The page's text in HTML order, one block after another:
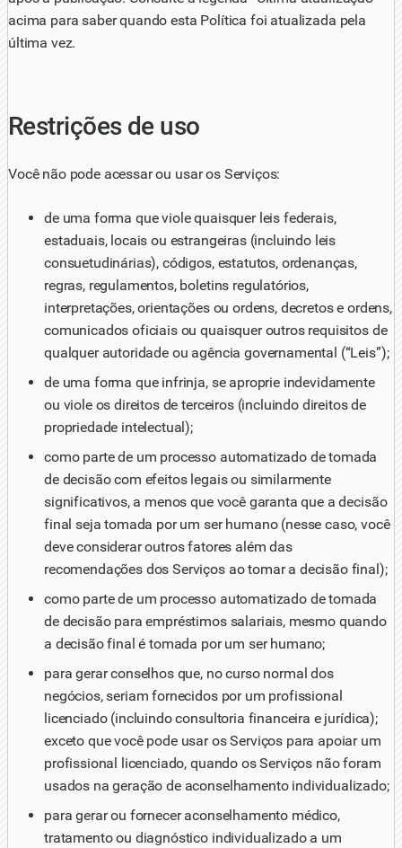
acima para saber quando esta Política foi atualizada pela
última vez.
Restrições de uso
Você não pode acessar ou usar os Serviços:
de uma forma que viole quaisquer leis federais,
estaduais, locais ou estrangeiras (incluindo leis
consuetudinárias), códigos, estatutos, ordenanças,
regras, regulamentos, boletins regulatórios,
interpretações, orientações ou ordens, decretos e ordens,
comunicados oficiais ou quaisquer outros requisitos de
qualquer autoridade ou agência governamental (“Leis”);
de uma forma que infrinja, se aproprie indevidamente
ou viole os direitos de terceiros (incluindo direitos de
propriedade intelectual);
como parte de um processo automatizado de tomada
de decisão com efeitos legais ou similarmente
significativos, a menos que você garanta que a decisão
final seja tomada por um ser humano (nesse caso, você
deve considerar outros fatores além das
recomendações dos Serviços ao tomar a decisão final);
como parte de um processo automatizado de tomada
de decisão para empréstimos salariais, mesmo quando
a decisão final é tomada por um ser humano;
para gerar conselhos que, no curso normal dos
negócios, seriam fornecidos por um profissional
licenciado (incluindo consultoria financeira e jurídica);
exceto que você pode usar os Serviços para apoiar um
profissional licenciado, quando os Serviços não foram
usados na geração de aconselhamento individualizado;
para gerar ou fornecer aconselhamento médico,
tratamento ou diagnóstico individualizado a um